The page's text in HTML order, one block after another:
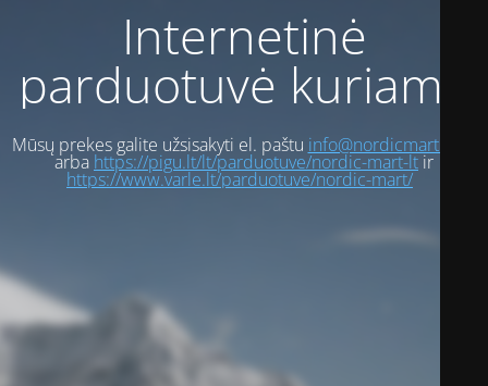
Internetinė
parduotuvė kuriama
Mūsų prekes galite užsisakyti el. paštu info@nordicmart.com
arba https://pigu.lt/lt/parduotuve/nordic-mart-ltir
https://www.varle.lt/parduotuve/nordic-mart/